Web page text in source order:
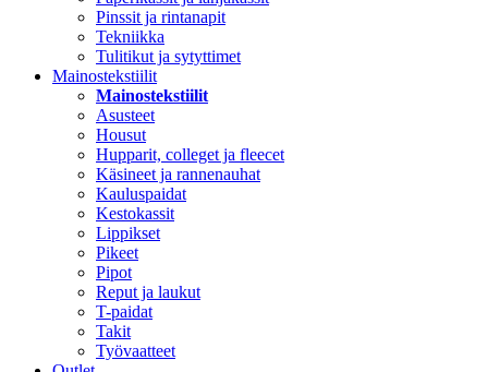
Pinssit ja rintanapit
Tekniikka
Tulitikut ja sytyttimet
Mainostekstiilit
Mainostekstiilit
Asusteet
Housut
Hupparit, colleget ja fleecet
Käsineet ja rannenauhat
Kauluspaidat
Kestokassit
Lippikset
Pikeet
Pipot
Reput ja laukut
T-paidat
Takit
Työvaatteet